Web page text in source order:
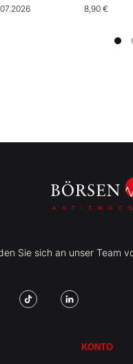
8,90 €
Sie sich an unser Team
KONTO